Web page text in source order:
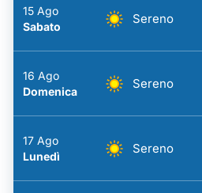
15 Ago
Sabato
Sereno
16 Ago
Domenica
Sereno
17 Ago
Lunedì
Sereno